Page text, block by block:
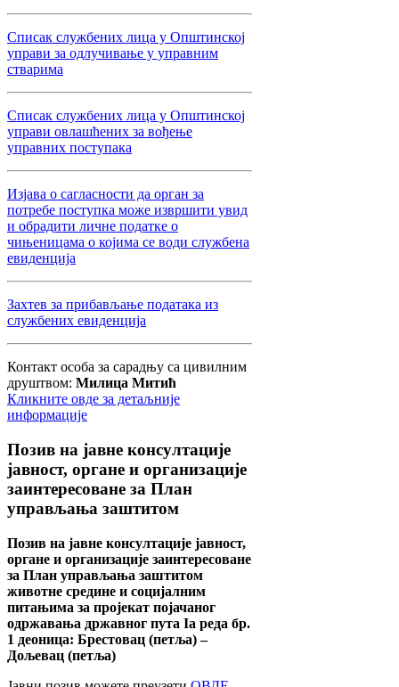
Списак службених лица у Општинској
управи за одлучивање у управним
стварима
Списак службених лица у Општинској
управи овлашћених за вођење
управних поступака
Изјава о сагласности да орган за
потребе поступка може извршити увид
и обрадити личне податке о
чињеницама о којима се води службена
евиденција
Захтев за прибављање података из
службених евиденција
Контакт особа за сарадњу са цивилним
друштвом: Милица Митић
Кликните овде за детаљније
информације
Позив на јавне консултације
јавност, органе и организације
заинтересоване за План
управљања заштитом
Позив на јавне консултације јавност,
органе и организације заинтересоване
за План управљања заштитом
животне средине и социјалним
питањима за пројекат појачаног
одржавања државног пута Ia реда бр.
1 деоница: Брестовац (петља) –
Дољевац (петља)